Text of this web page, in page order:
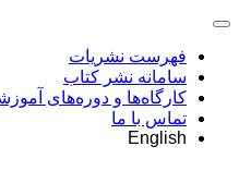
فهرست نشریات
سامانه نشر کتاب
کارگاه‌ها و دوره‌های
تماس با ما
English